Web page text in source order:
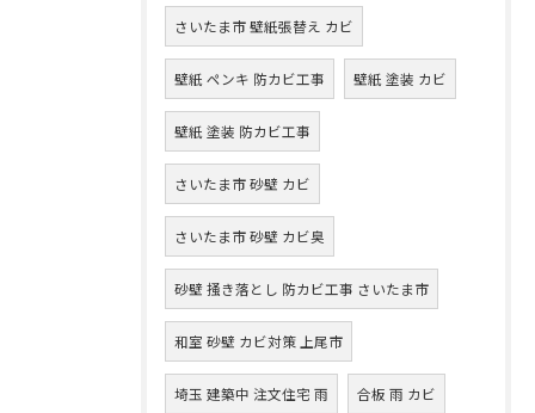
さいたま市 壁紙張替え カビ
壁紙 ペンキ 防カビ工事 壁紙 塗装 カビ
壁紙 塗装 防カビ工事
さいたま市 砂壁 カビ
さいたま市 砂壁 カビ臭
砂壁 掻き落とし 防カビ工事 さいたま市
和室 砂壁 カビ対策 上尾市
埼玉 建築中 注文住宅 雨 合板 雨 カビ